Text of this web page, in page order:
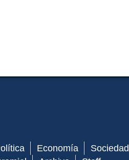
Economía Sociedad